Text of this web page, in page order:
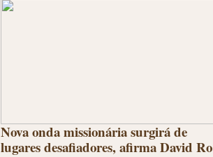
Nova onda missionária surgirá de
lugares desafiadores, afirma David Ro